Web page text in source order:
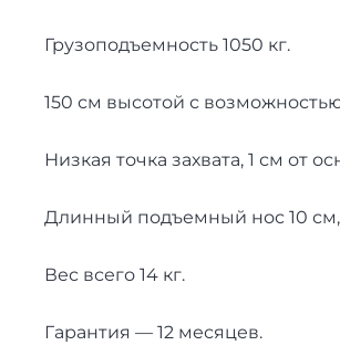
Гру­зоподъем­ность 1050 кг.
150 см вы­сотой с
Низ­кая точ­ка зах­ва­та, 1 см от
Длин­ный подъем­ный нос 10 см,
Вес все­го 14 кг.
Га­ран­тия — 12 ме­сяцев.